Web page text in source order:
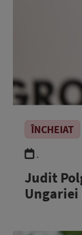
ÎNCHEIAT
.
Judit
Ungariei